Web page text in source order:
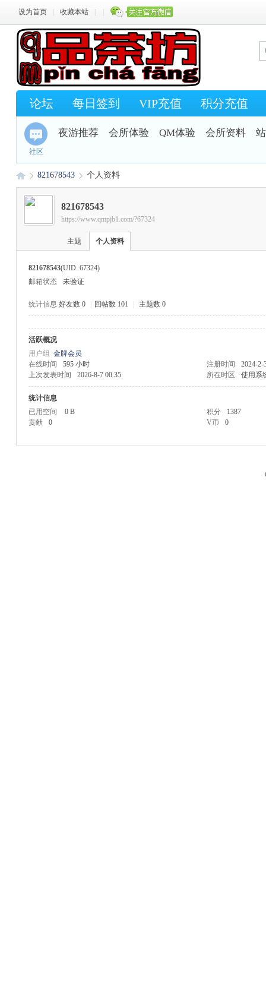
设为首页 收藏本站
论坛 每日签到 VIP充值 积分充值
社区
夜游推荐 会所体验 QM体验 会所资料
›
821678543 个人资料
821678543
https://www.qmpjb1.com/?67324
主题 个人资料
821678543(UID: 67324)
邮箱状态
未验证
统计信息 好友数 0 回帖数 101 主题数 0
活跃概况
用户组 金牌会员
在线时间
595 小时 注册时间
2024-2-
上次发表时间
2026-8-7 00:35 所在时区 使用系
统计信息
已用空间
0 B 积分
1387
贡献
0 V币 0